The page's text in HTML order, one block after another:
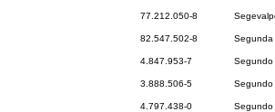
77.212.050-8
82.547.502-8 Segunda
4.847.953-7 Segundo
3.888.506-5 Segundo
4.797.438-0 Segundo